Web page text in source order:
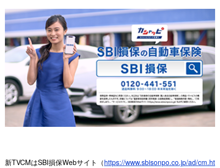
新TVCMはSBI損保Webサイト（https://www.sbisonpo.co.jp/ad/cm.ht